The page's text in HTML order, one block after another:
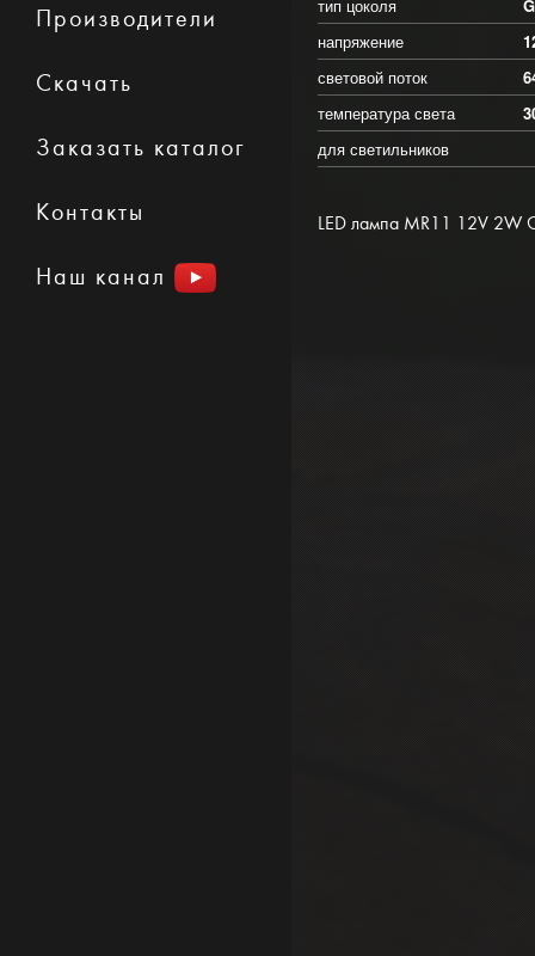
тип цоколя
напряжение
световой поток
температура света
для светильников
LED лампа MR11 12V 2W
Производители
Скачать
Заказать каталог
Контакты
Наш канал